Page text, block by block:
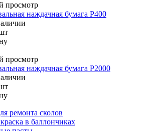
просмотр
наждачная бумага P400
просмотр
наждачная бумага P2000
ремонта сколов
в баллончиках